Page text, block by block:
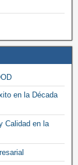
en la Década
Calidad en la